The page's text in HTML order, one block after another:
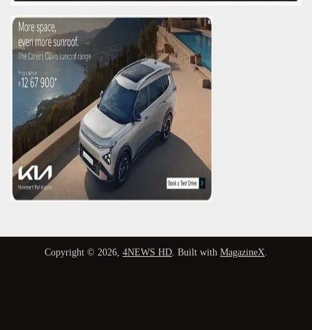
Copyright © 2026, 4NEWS HD. Built with MagazineX.